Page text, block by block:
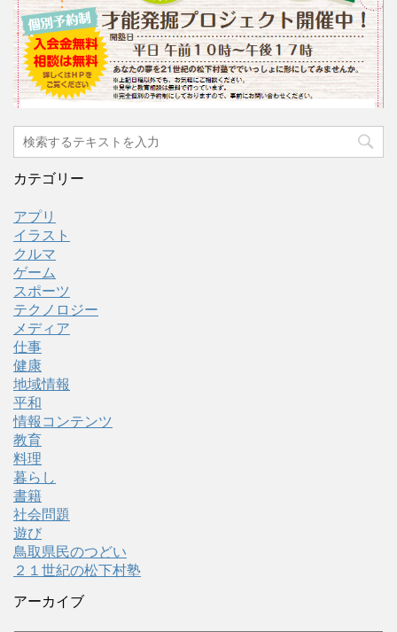
カテゴリー
アプリ
イラスト
クルマ
ゲーム
スポーツ
テクノロジー
メディア
仕事
健康
地域情報
平和
情報コンテンツ
教育
料理
暮らし
書籍
社会問題
遊び
鳥取県民のつどい
２１世紀の松下村塾
アーカイブ